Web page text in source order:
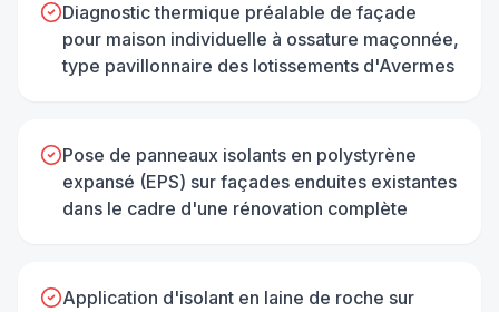
Diagnostic thermique préalable de façade
pour maison individuelle à ossature maçonnée,
type pavillonnaire des lotissements d'Avermes
Pose de panneaux isolants en polystyrène
expansé (EPS) sur façades enduites existantes
dans le cadre d'une rénovation complète
Application d'isolant en laine de roche sur